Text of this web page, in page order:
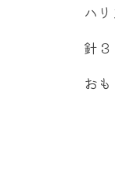
ハ
針３
お